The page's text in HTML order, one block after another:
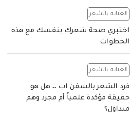
العناية بالشعر
اختبري صحة شعرك بنفسك مع هذه
الخطوات
العناية بالشعر
فرد الشعر بالسفن اب .. هل هو
حقيقة مؤكدة علمياً أم مجرد وهم
متداول؟